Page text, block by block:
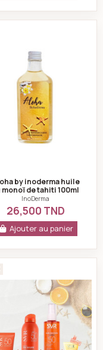
spf50 200ml
by inoderma huile
monoï de tahiti 100ml
InoDerma
26,500 TND
Ajouter au panier